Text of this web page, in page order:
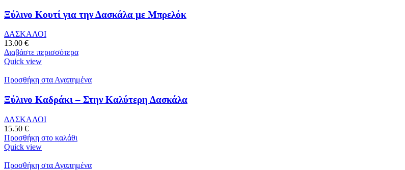
Ξύλινο Κουτί για την Δασκάλα με Μπρελόκ
ΔΑΣΚΑΛΟΙ
13.00 €
Διαβάστε περισσότερα
Quick view
Προσθήκη στα Αγαπημένα
Ξύλινο Καδράκι – Στην Καλύτερη Δασκάλα
ΔΑΣΚΑΛΟΙ
15.50 €
Προσθήκη στο καλάθι
Quick view
Προσθήκη στα Αγαπημένα